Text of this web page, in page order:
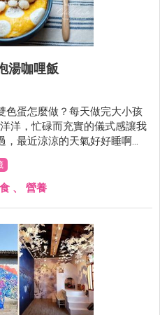
湯咖哩飯
色蛋怎麼做？每天做完大小孩
洋，忙碌而充實的儀式感讓我
最近涼涼的天氣好好睡啊，
努比泡湯咖哩飯」吧！
、 營養